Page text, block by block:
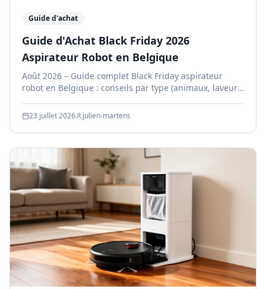
Guide d'achat
Guide d'Achat Black Friday 2026
Aspirateur Robot en Belgique
Août 2026 – Guide complet Black Friday aspirateur
robot en Belgique : conseils par type (animaux, laveurs,
23 juillet 2026 julien-martens